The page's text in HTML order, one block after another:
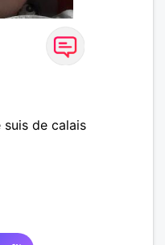
suis de calais